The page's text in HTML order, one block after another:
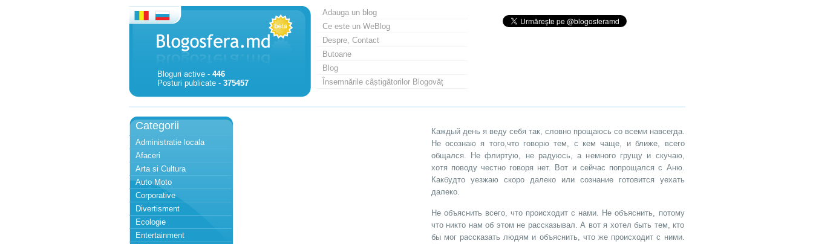
Bloguri active - 446
Posturi publicate - 375457
Adauga un blog
Ce este un WeBlog
Despre, Contact
Butoane
Blog
Însemnările câștigătorilor Blogovăț
Categorii
Administratie locala
Afaceri
Arta si Cultura
Auto Moto
Corporative
Divertisment
Ecologie
Entertainment
Каждый день я веду себя так, словно прощаюсь со всеми навсегда.
Не осознаю я того,что говорю тем, с кем чаще, и ближе, всего
общался. Не флиртую, не радуюсь, а немного грущу и скучаю,
хотя поводу честно говоря нет. Вот и сейчас попрощался с Аню.
Какбудто уезжаю скоро далеко или сознание готовится уехать
далеко.
Не объяснить всего, что происходит с нами. Не объяснить, потому
что никто нам об этом не рассказывал. А вот я хотел быть тем, кто
бы мог рассказать людям и объяснить, что же происходит с ними.